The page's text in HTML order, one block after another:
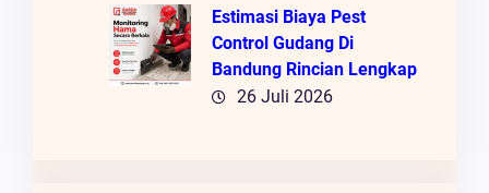
Estimasi Biaya Pest
Control Gudang Di
Bandung Rincian Lengkap
26 Juli 2026